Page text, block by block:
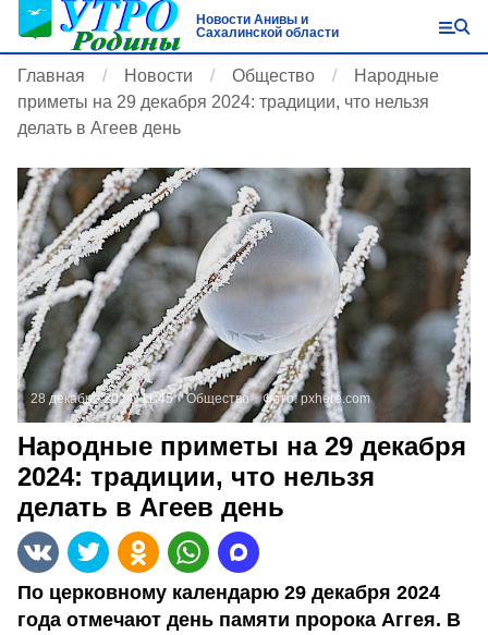
Новости Анивы и
Сахалинской области
Главная Новости Общество
Народные
приметы на 29 декабря 2024: традиции, что нельзя
делать в Агеев день
28 декабря 2024, 11:45 Общество Фото:pxhere.com
Народные приметы на 29 декабря
2024: традиции, что нельзя
делать в Агеев день
По церковному календарю 29 декабря 2024
года отмечают день памяти пророка Аггея. В